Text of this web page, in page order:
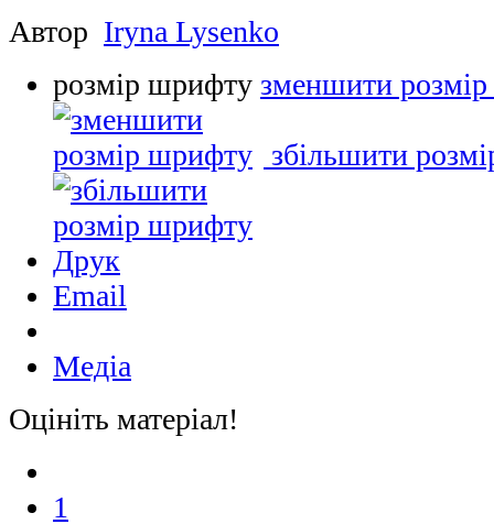
Автор Iryna Lysenko
розмір шрифту зменшити
збільшити
Друк
Email
Медіа
Оцініть матеріал!
1